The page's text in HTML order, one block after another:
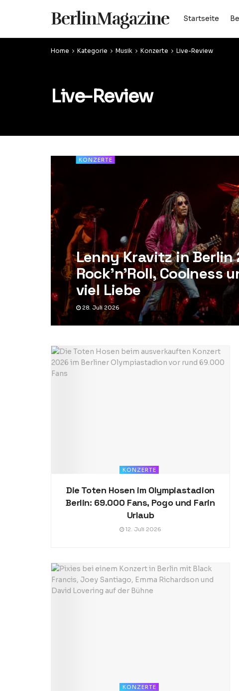
BerlinMagazine Startseite
Home Kategorie Musik Konzerte Live-Review
Live-Review
KONZERTE
Lenny Kravitz in Berlin
Rock’n’Roll, Coolness
viel Liebe
28. Juli 2026
KONZERTE
Die Toten Hosen im Olympiastadion
Berlin: 69.000 Fans, Pogo und Farin
Urlaub
12. Juli 2026
KONZERTE